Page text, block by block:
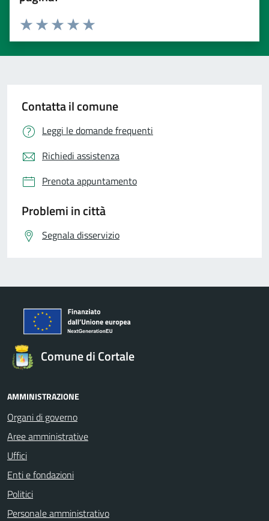
Valuta 5 stelle su 5
Valuta 4 stelle su 5
Valuta 3 stelle su 5
Valuta 2 stelle su 5
Valuta 1 stelle su 5
Contatta il comune
Leggi le domande frequenti
Richiedi assistenza
Prenota appuntamento
Problemi in città
Segnala disservizio
Comune di Cortale
AMMINISTRAZIONE
Organi di governo
Aree amministrative
Uffici
Enti e fondazioni
Politici
Personale amministrativo